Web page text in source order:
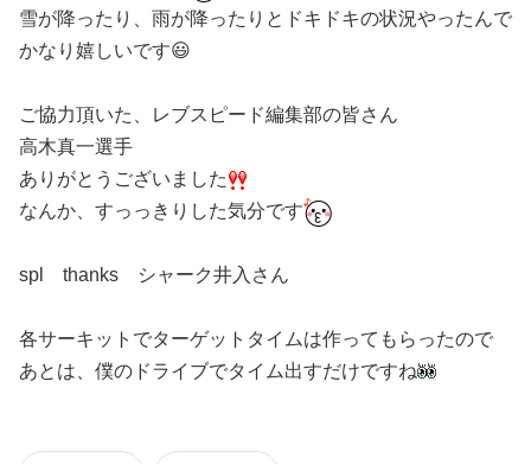
雪が降ったり、雨が降ったりとドキドキの状況やったんで
かなり嬉しいです😃
ご協力頂いた、レブスピード編集部の皆さん
高木真一選手
ありがとうございました
なんか、すっっきりした気分です
spl thanks シャーク井入さん
各サーキットでターゲットタイムは作ってもらったので
あとは、僕のドライブでタイム出すだけですね